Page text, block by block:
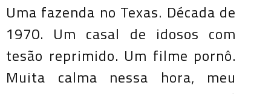
Uma fazenda no Texas. Década de
1970. Um casal de idosos com
tesão reprimido. Um filme pornô.
Muita calma nessa hora, meu